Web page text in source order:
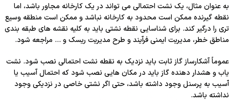
به عنوان مثال، یک نشت احتمالی می تواند در یک کارخانه مجاور باشد، اما
نقطه گیرنده ممکن است محدود به کارخانه نباشد و ممکن است منطقه وسیع
تری را درگیر کند. برای شناسایی نقطه نشتی باید به کلیه نقشه های طبقه بندی
مناطق خطر، مدیریت ایمنی فرآیند و طرح مدیریت ریسک و … مراجعه شود.
عموماً آشکارساز گاز ثابت باید نزدیک به نقطه نشت احتمالی نصب شود. نشت
یاب و هشدار دهنده گاز باید در مکان هایی نصب شود که احتمال آسیب یا
آسیب به پرسنل وجود داشته باشد، حتی اگر نشتی خاصی در نزدیکی وجود
نداشته باشد.